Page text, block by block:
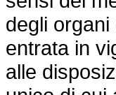
degli
entrata in
alle